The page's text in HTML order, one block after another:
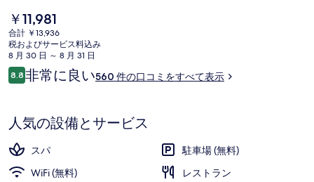
ラ
リ
ー
はスキーシャトルサービスのほか、スキーパス、スキー倉庫、およ
びスキーレンタルをご利用いただけます。
現
在
の
料
金
は
す
￥11,981
合計 ￥13,936
税およびサービス料込み
8 月 30 日 ～ 8 月 31 日
口
コ
8.810段階中8.8
非常に良い560 件の口コミをすべて表示
人気の設備とサービス
スパ
駐車場 (無料)
WiFi (無料)
レストラン